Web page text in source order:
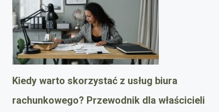
Kiedy warto skorzystać z usług biura
rachunkowego? Przewodnik dla właścicieli